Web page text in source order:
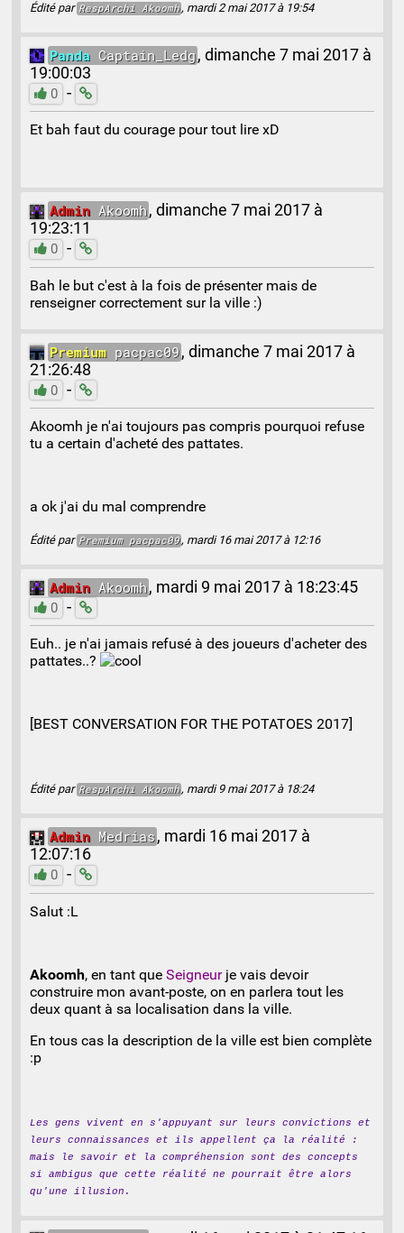
Édité parRespArchi Akoomh, mardi 2 mai 2017 à 19:54
Panda Captain_Ledg,dimanche 7 mai 2017 à
19:00:03
0 -
Et bah faut du courage pour tout lire xD
Admin Akoomh,dimanche 7 mai 2017 à
19:23:11
0 -
Bah le but c'est à la fois de présenter mais de
renseigner correctement sur la ville :)
Premiumpacpac09,dimanche 7 mai 2017 à
21:26:48
0 -
Akoomh je n'ai toujours pas compris pourquoi refuse
tu a certain d'acheté des pattates.
a ok j'ai du mal comprendre
Édité parPremiumpacpac09, mardi 16 mai 2017 à 12:16
Admin Akoomh, mardi 9 mai 2017 à 18:23:45
0 -
Euh.. je n'ai jamais refusé à des joueurs d'acheter des
pattates..?
[BEST CONVERSATION FOR THE POTATOES 2017]
Édité parRespArchi Akoomh, mardi 9 mai 2017 à 18:24
Admin Medrias, mardi 16 mai 2017 à
12:07:16
0 -
Salut :L
Akoomh, en tant queSeigneurje vais devoir
construire mon avant-poste, on en parlera tout les
deux quant à sa localisation dans la ville.
En tous cas la description de la ville est bien complète
:p
Les gens vivent en s'appuyant sur leurs convictions et
leurs connaissances et ils appellent ça la réalité :
mais le savoir et la compréhension sont des concepts
si ambigus que cette réalité ne pourrait être alors
qu'une illusion.